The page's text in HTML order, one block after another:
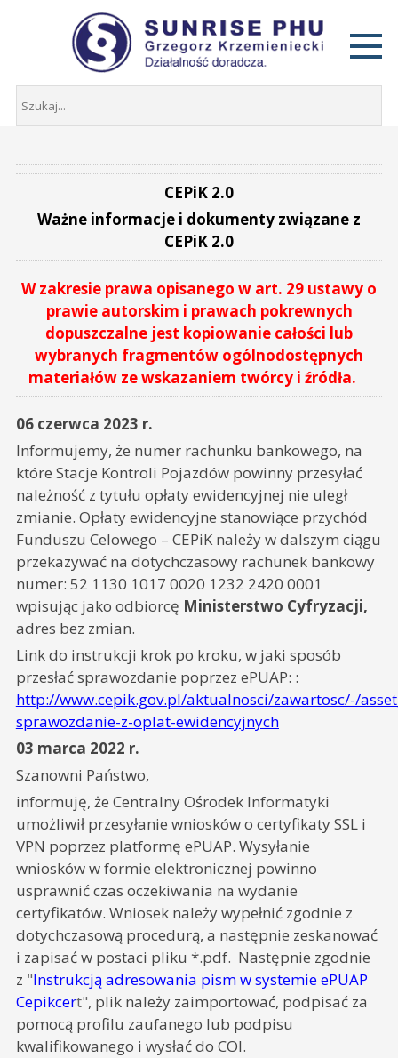
CEPiK 2.0
Ważne informacje i dokumenty związane z
CEPiK 2.0
W zakresie prawa opisanego w art. 29 ustawy o
prawie autorskim i prawach pokrewnych
dopuszczalne jest kopiowanie całości lub
wybranych fragmentów ogólnodostępnych
materiałów ze wskazaniem twórcy i źródła.
06 czerwca 2023 r.
Informujemy, że numer rachunku bankowego, na
które Stacje Kontroli Pojazdów powinny przesyłać
należność z tytułu opłaty ewidencyjnej nie uległ
zmianie. Opłaty ewidencyjne stanowiące przychód
Funduszu Celowego – CEPiK należy w dalszym ciągu
przekazywać na dotychczasowy rachunek bankowy
numer: 52 1130 1017 0020 1232 2420 0001
wpisując jako odbiorcę Ministerstwo Cyfryzacji,
adres bez zmian.
Link do instrukcji krok po kroku, w jaki sposób
przesłać sprawozdanie poprzez ePUAP: :
http://www.cepik.gov.pl/aktualnosci/zawartosc/-/
sprawozdanie-z-oplat-ewidencyjnych
03 marca 2022 r.
Szanowni Państwo,
informuję, że Centralny Ośrodek Informatyki
umożliwił przesyłanie wniosków o certyfikaty SSL i
VPN poprzez platformę ePUAP. Wysyłanie
wniosków w formie elektronicznej powinno
usprawnić czas oczekiwania na wydanie
certyfikatów. Wniosek należy wypełnić zgodnie z
dotychczasową procedurą, a następnie zeskanować
i zapisać w postaci pliku *.pdf. Następnie zgodnie
z "Instrukcją adresowania pism w systemie ePUAP
Cepikcert", plik należy zaimportować, podpisać za
pomocą profilu zaufanego lub podpisu
kwalifikowanego i wysłać do COI.